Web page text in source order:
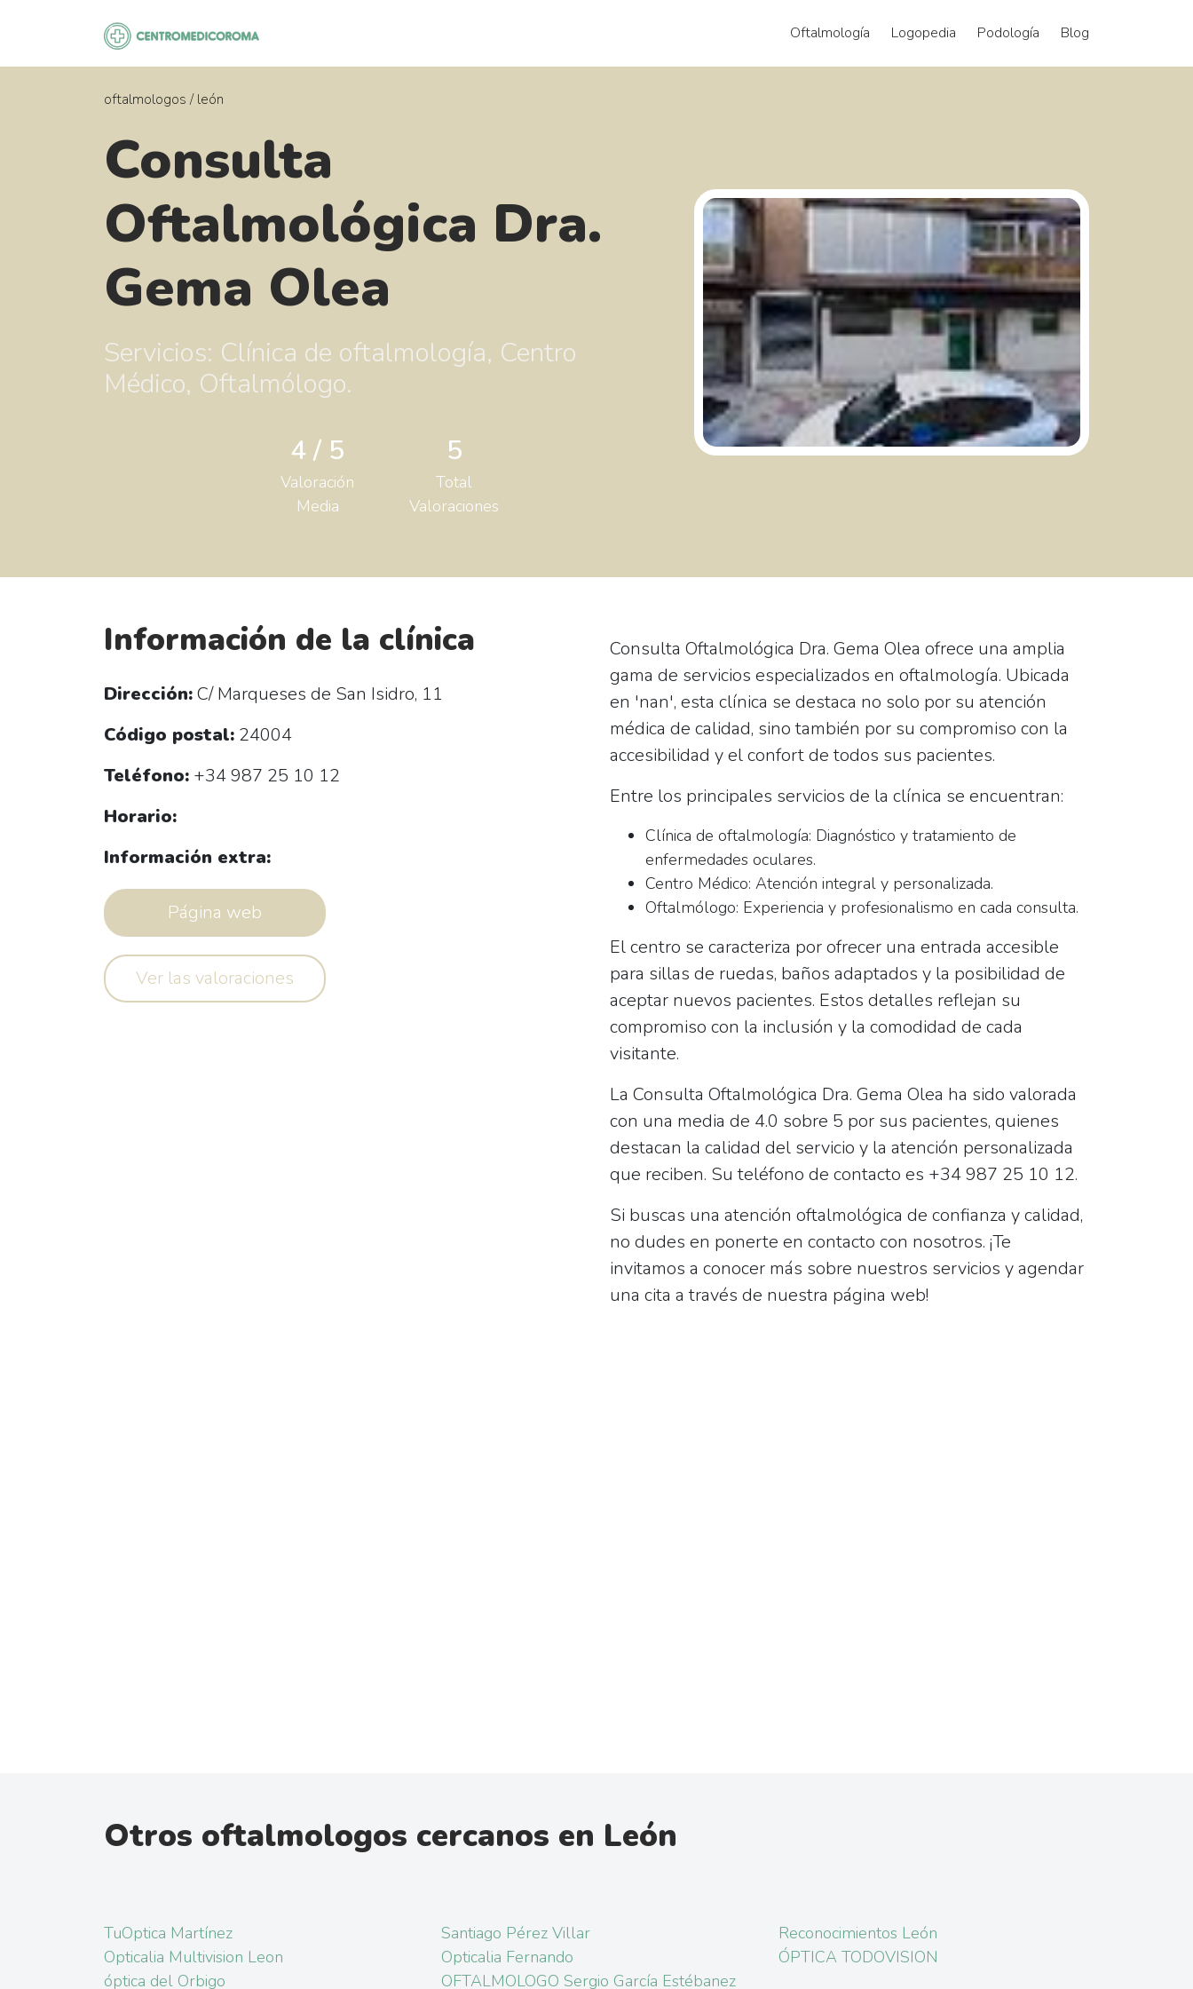
Oftalmología Logopedia Podología Blog
oftalmologos / león
Consulta
Oftalmológica Dra.
Gema Olea
Servicios: Clínica de oftalmología, Centro
Médico, Oftalmólogo.
4 / 5
Valoración
Media
5
Total
Valoraciones
Información de la clínica
Dirección:C/ Marqueses de San Isidro, 11
Código postal: 24004
Teléfono: +34 987 25 10 12
Horario:
Información extra:
Página web
Ver las valoraciones
Consulta Oftalmológica Dra. Gema Olea ofrece una amplia
gama de servicios especializados en oftalmología. Ubicada
en 'nan', esta clínica se destaca no solo por su atención
médica de calidad, sino también por su compromiso con la
accesibilidad y el confort de todos sus pacientes.
Entre los principales servicios de la clínica se encuentran:
Clínica de oftalmología: Diagnóstico y tratamiento de
enfermedades oculares.
Centro Médico: Atención integral y personalizada.
Oftalmólogo: Experiencia y profesionalismo en cada consulta.
El centro se caracteriza por ofrecer una entrada accesible
para sillas de ruedas, baños adaptados y la posibilidad de
aceptar nuevos pacientes. Estos detalles reflejan su
compromiso con la inclusión y la comodidad de cada
visitante.
La Consulta Oftalmológica Dra. Gema Olea ha sido valorada
con una media de 4.0 sobre 5 por sus pacientes, quienes
destacan la calidad del servicio y la atención personalizada
que reciben. Su teléfono de contacto es +34 987 25 10 12.
Si buscas una atención oftalmológica de confianza y calidad,
no dudes en ponerte en contacto con nosotros. ¡Te
invitamos a conocer más sobre nuestros servicios y agendar
una cita a través de nuestra página web!
Otros oftalmologos cercanos en León
TuOptica Martínez Santiago Pérez Villar
Reconocimientos León
Opticalia Multivision Leon
Opticalia Fernando
ÓPTICA TODOVISION
óptica del Orbigo
OFTALMOLOGO Sergio García Estébanez